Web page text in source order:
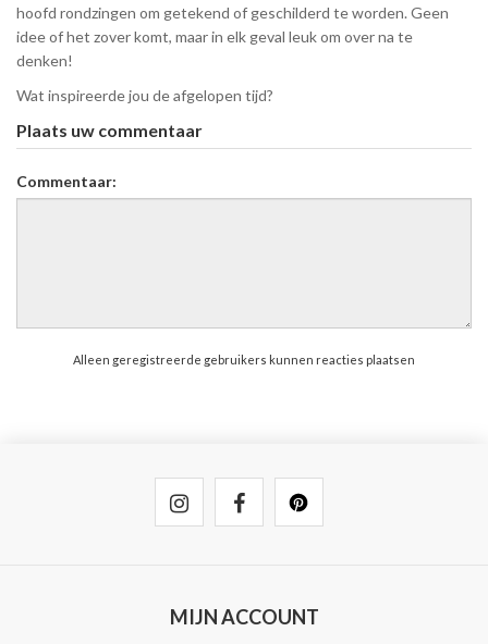
hoofd rondzingen om getekend of geschilderd te worden. Geen
idee of het zover komt, maar in elk geval leuk om over na te
denken!
Wat inspireerde jou de afgelopen tijd?
Plaats uw commentaar
Commentaar:
Alleen geregistreerde gebruikers kunnen reacties plaatsen
MIJN ACCOUNT